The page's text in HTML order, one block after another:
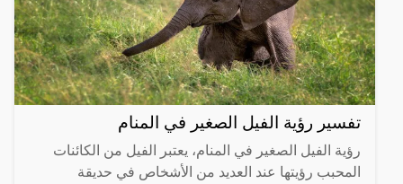
تفسير رؤية الفيل الصغير في المنام
رؤية الفيل الصغير في المنام، يعتبر الفيل من الكائنات
المحبب رؤيتها عند العديد من الأشخاص في حديقة